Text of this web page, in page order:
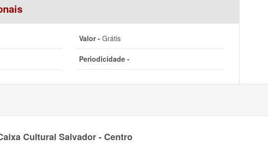
Valor -Grátis
Periodicidade -
Cultural Salvador - Centro